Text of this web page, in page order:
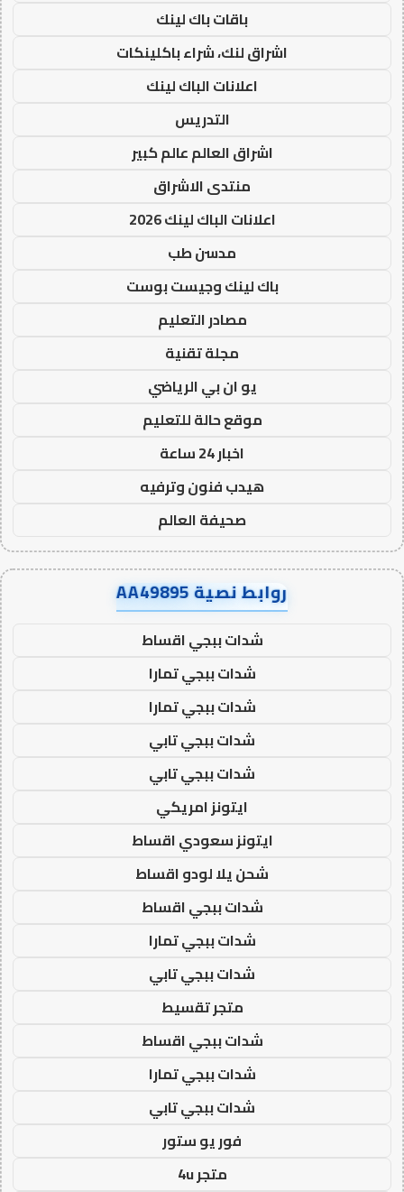
باقات باك لينك
اشراق لنك، شراء باكلينكات
اعلانات الباك لينك
التدريس
اشراق العالم عالم كبير
منتدى الاشراق
اعلانات الباك لينك 2026
مدسن طب
باك لينك وجيست بوست
مصادر التعليم
مجلة تقنية
يو ان بي الرياضي
موقع حالة للتعليم
اخبار 24 ساعة
هيدب فنون وترفيه
صحيفة العالم
روابط نصية AA49895
شدات ببجي اقساط
شدات ببجي تمارا
شدات ببجي تمارا
شدات ببجي تابي
شدات ببجي تابي
ايتونز امريكي
ايتونز سعودي اقساط
شحن يلا لودو اقساط
شدات ببجي اقساط
شدات ببجي تمارا
شدات ببجي تابي
متجر تقسيط
شدات ببجي اقساط
شدات ببجي تمارا
شدات ببجي تابي
فور يو ستور
متجر 4u